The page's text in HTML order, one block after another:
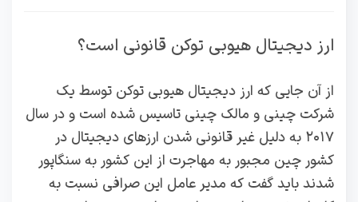
ارز دیجیتال هیوبی توکن قانونی است؟
از آن جایی که ارز دیجیتال هیوبی توکن توسط یک
شرکت چینی و مالک چینی تاسیس شده است و در سال
۲۰۱۷ به دلیل غیر قانونی شدن ارزهای دیجیتال در
کشور چین مجبور به مهاجرت از این کشور به سنگاپور
شدند باید گفت که مدیر عامل این صرافی نسبت به